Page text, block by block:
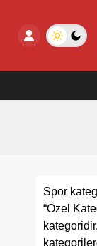
Spor
“Özel